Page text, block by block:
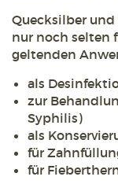
Quecksilber
nur noch selten
geltenden
als
zur
Syphilis)
als
für
für